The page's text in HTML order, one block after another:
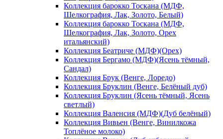
Коллекция барокко Тоскана (МДФ,
Шелкография, Лак, Золото, Белый)
Коллекция барокко Тоскана (МДФ,
Шелкография, Лак, Золото, Орех
итальянский)
Коллекция Беатриче (МДФ)(Орех)
Коллекция Бергамо (МДФ)(Ясень тёмный,
Сандал)
Коллекция Брук (Венге, Лоредо)
Коллекция Бруклин (Венге, Белёный дуб)
Коллекция Бруклин (Ясень тёмный, Ясень
светлый)
Коллекция Валенсия (МДФ)(Дуб белёный)
Коллекция Вивьен (Венге, Винилкожа
Топлёное молоко)